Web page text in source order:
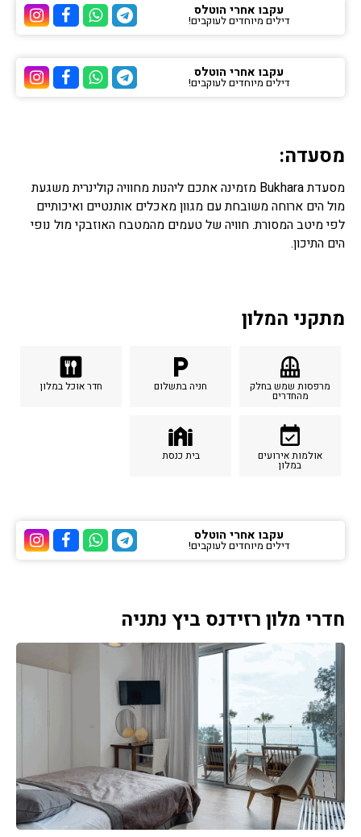
ערוץ ערוץ
ערוץ הוואטסאפ של
ערוץ הטלגרם של הוטלס
עקבו אחרי הוטלס
דילים מיוחדים לעוקבים!
ערוץ ערוץ
ערוץ הוואטסאפ של
ערוץ הטלגרם של הוטלס
עקבו אחרי הוטלס
דילים מיוחדים לעוקבים!
מסעדה:
מסעדת Bukhara מזמינה אתכם ליהנות מחוויה קולינרית משגעת
מול הים ארוחה משובחת עם מגוון מאכלים אותנטיים ואיכותיים
לפי מיטב המסורת. חוויה של טעמים מהמטבח האוזבקי מול נופי
הים התיכון.
מתקני המלון
balcony
מרפסות שמש בחלק
מהחדרים
local_parking
חניה בתשלום
dining
חדר אוכל במלון
event_available
אולמות אירועים
במלון
synagogue
בית כנסת
ערוץ ערוץ
ערוץ הוואטסאפ של
ערוץ הטלגרם של הוטלס
עקבו אחרי הוטלס
דילים מיוחדים לעוקבים!
חדרי מלון רזידנס ביץ נתניה